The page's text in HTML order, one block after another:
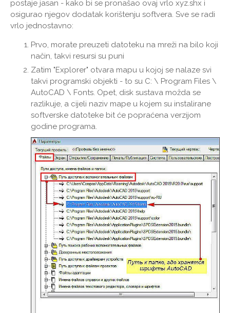
postaje jasan - kako bi se pronašao ovaj vrlo xyz.shx i
osigurao njegov dodatak korištenju softvera. Sve se radi
vrlo jednostavno:
Prvo, morate preuzeti datoteku na mreži na bilo koji
način, takvi resursi su puni
Zatim "Explorer" otvara mapu u kojoj se nalaze svi
takvi programski objekti - to su C: \ Program Files \
AutoCAD \ Fonts. Opet, disk sustava možda se
razlikuje, a cijeli naziv mape u kojem su instalirane
softverske datoteke bit će popraćena verzijom
godine programa.